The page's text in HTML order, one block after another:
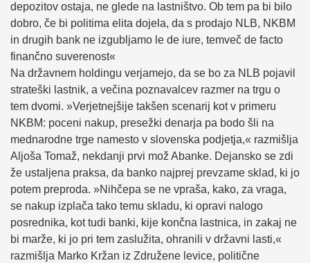
depozitov ostaja, ne glede na lastništvo. Ob tem pa bi bilo
dobro, če bi politima elita dojela, da s prodajo NLB, NKBM
in drugih bank ne izgubljamo le de iure, temveč de facto
finančno suverenost«
Na državnem holdingu verjamejo, da se bo za NLB pojavil
strateški lastnik, a večina poznavalcev razmer na trgu o
tem dvomi. »Verjetnejšije takšen scenarij kot v primeru
NKBM: poceni nakup, presežki denarja pa bodo šli na
mednarodne trge namesto v slovenska podjetja,« razmišlja
Aljoša Tomaž, nekdanji prvi mož Abanke. Dejansko se zdi
že ustaljena praksa, da banko najprej prevzame sklad, ki jo
potem preproda. »Nihčepa se ne vpraša, kako, za vraga,
se nakup izplača tako temu skladu, ki opravi nalogo
posrednika, kot tudi banki, kije končna lastnica, in zakaj ne
bi marže, ki jo pri tem zaslužita, ohranili v državni lasti,«
razmišlja Marko Kržan iz Združene levice, politične